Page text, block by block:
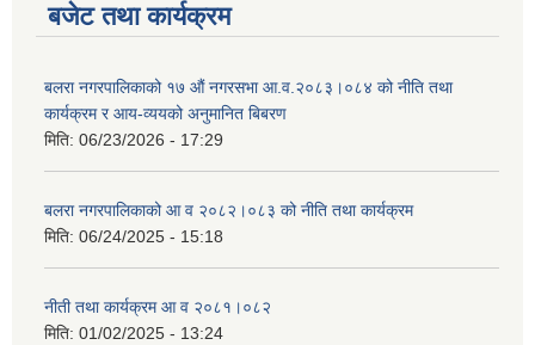
बजेट तथा कार्यक्रम
बलरा नगरपालिकाको १७ औं नगरसभा आ.व.२०८३।०८४ को नीति तथा
कार्यक्रम र आय-व्ययको अनुमानित बिबरण
मिति: 06/23/2026 - 17:29
बलरा नगरपालिकाको आ व २०८२।०८३ को नीति तथा कार्यक्रम
मिति: 06/24/2025 - 15:18
नीती तथा कार्यक्रम आ व २०८१।०८२
मिति: 01/02/2025 - 13:24